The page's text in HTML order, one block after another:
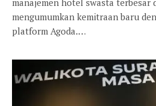
mengumumkan kemitraan baru
platform Agoda.…